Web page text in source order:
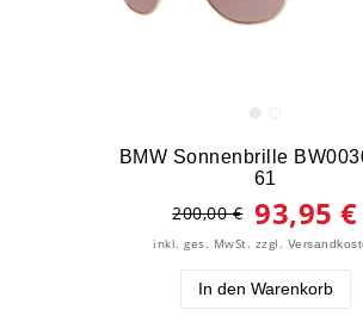
BMW Sonnenbrille
61
200,00 € 93,95 €
inkl. ges. MwSt. zzgl.
In den Warenkorb